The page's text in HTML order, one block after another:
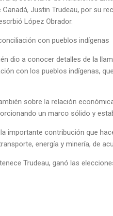
Justin Trudeau, por su
López Obrador.
con pueblos indígenas
dio a conocer detalles de la
con los pueblos indígenas,
sobre la relación
un marco sólido y
importante contribución que
energía y minería, de
Trudeau, ganó las